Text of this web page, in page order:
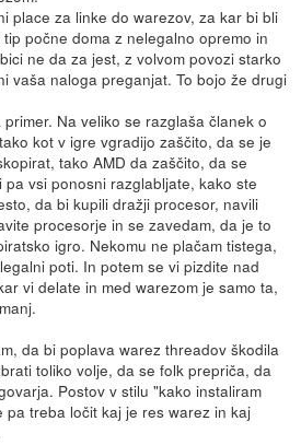
place za linke do warezov, za kar bi bli
počne doma z nelegalno opremo in
ne da za jest, z volvom povozi starko
vaša naloga preganjat. To bojo že drugi
Na veliko se razglaša članek o
kot v igre vgradijo zaščito, da se je
tako AMD da zaščito, da se
vsi ponosni razglabljate, kako ste
da bi kupili dražji procesor, navili
procesorje in se zavedam, da je to
igro. Nekomu ne plačam tistega,
poti. In potem se vi pizdite nad
vi delate in med warezom je samo ta,
da bi poplava warez threadov škodila
toliko volje, da se folk prepriča, da
Postov v stilu "kako instaliram
pa treba ločit kaj je res warez in kaj